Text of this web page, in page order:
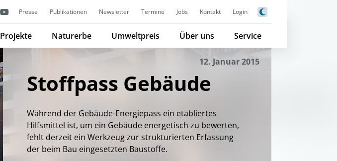
Presse Publikationen Newsletter Termine Jobs Kontakt Login
Projekte Naturerbe Umweltpreis Über uns Service
12. Januar 2015
Stoffpass Gebäude
Während der Gebäude-Energiepass ein etabliertes
Hilfsmittel ist, um ein Gebäude energetisch zu bewerten,
fehlt derzeit ein Werkzeug zur strukturierten Erfassung
der beim Bau eingesetzten Baustoffe.